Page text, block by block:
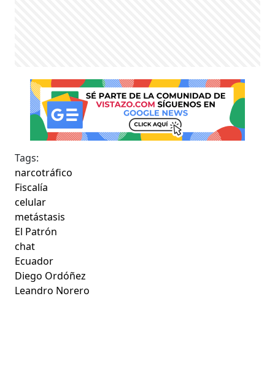
Tags:
narcotráfico
Fiscalía
celular
metástasis
El Patrón
chat
Ecuador
Diego Ordóñez
Leandro Norero